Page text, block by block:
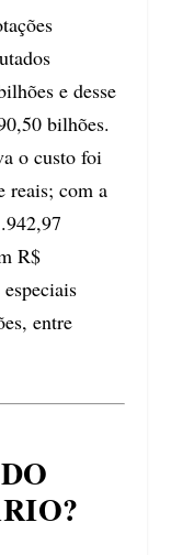
e desse
bilhões.
o custo foi
reais; com a
R$
entre